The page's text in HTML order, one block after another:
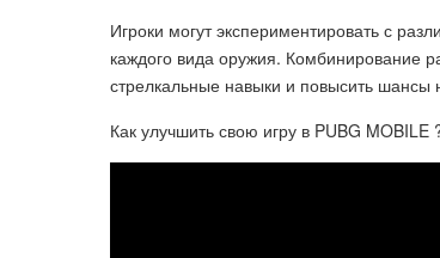
Игроки могут экспериментировать с
каждого вида оружия. Комбинирование
стрелкальные навыки и повысить шансы
Как улучшить свою игру в PUBG MOBILE